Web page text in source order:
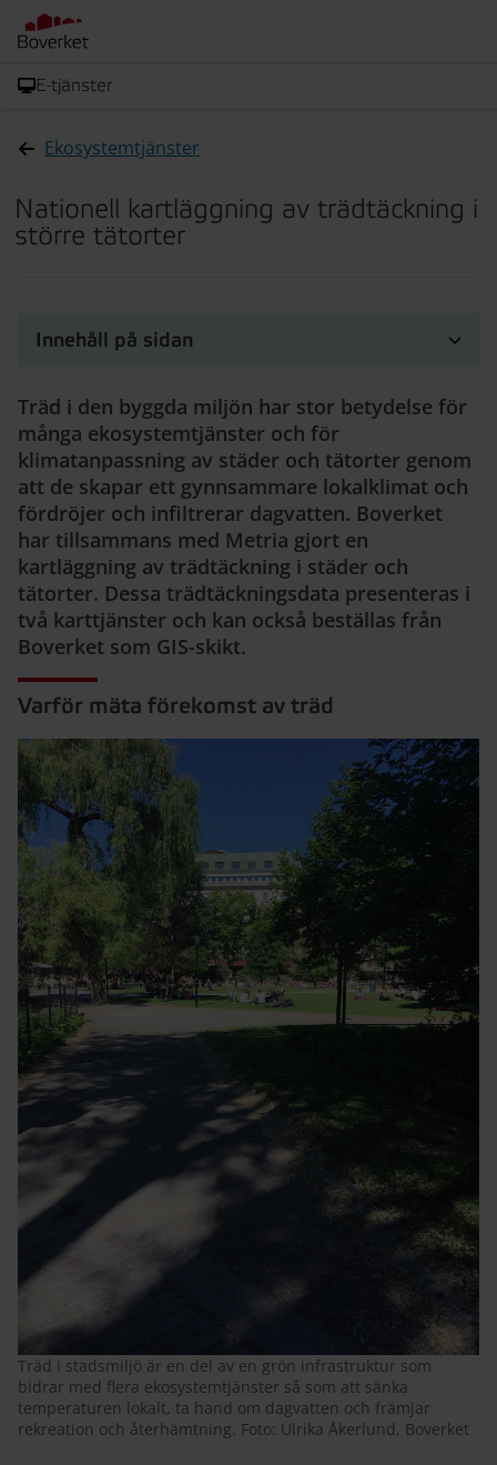
E-tjänster
Ekosystemtjänster
Nationell kartläggning av trädtäckning i
större tätorter
Innehåll på sidan
Träd i den byggda miljön har stor betydelse för
många ekosystemtjänster och för
klimatanpassning av städer och tätorter genom
att de skapar ett gynnsammare lokalklimat och
fördröjer och infiltrerar dagvatten. Boverket
har tillsammans med Metria gjort en
kartläggning av trädtäckning i städer och
tätorter. Dessa trädtäckningsdata presenteras i
två karttjänster och kan också beställas från
Boverket som GIS-skikt.
Varför mäta förekomst av träd
Träd i stadsmiljö är en del av en grön infrastruktur som
bidrar med flera ekosystemtjänster så som att sänka
temperaturen lokalt, ta hand om dagvatten och främjar
rekreation och återhämtning. Foto: Ulrika Åkerlund, Boverket